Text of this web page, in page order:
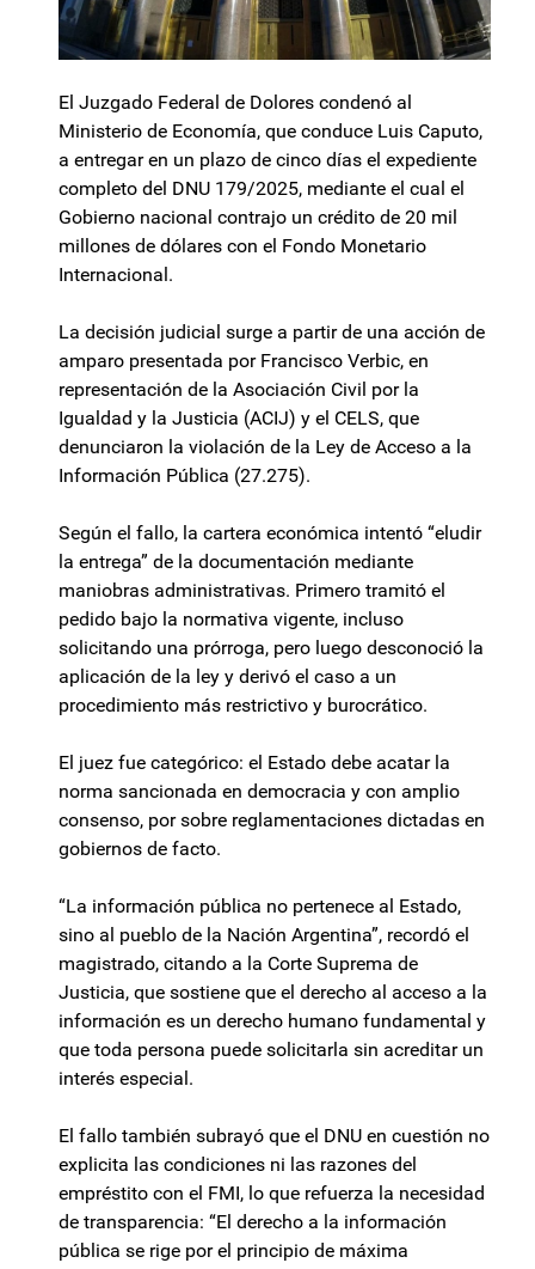
El Juzgado Federal de Dolores condenó al
Ministerio de Economía, que conduce Luis Caputo,
a entregar en un plazo de cinco días el expediente
completo del DNU 179/2025, mediante el cual el
Gobierno nacional contrajo un crédito de 20 mil
millones de dólares con el Fondo Monetario
Internacional.
La decisión judicial surge a partir de una acción de
amparo presentada por Francisco Verbic, en
representación de la Asociación Civil por la
Igualdad y la Justicia (ACIJ) y el CELS, que
denunciaron la violación de la Ley de Acceso a la
Información Pública (27.275).
Según el fallo, la cartera económica intentó “eludir
la entrega” de la documentación mediante
maniobras administrativas. Primero tramitó el
pedido bajo la normativa vigente, incluso
solicitando una prórroga, pero luego desconoció la
aplicación de la ley y derivó el caso a un
procedimiento más restrictivo y burocrático.
El juez fue categórico: el Estado debe acatar la
norma sancionada en democracia y con amplio
consenso, por sobre reglamentaciones dictadas en
gobiernos de facto.
“La información pública no pertenece al Estado,
sino al pueblo de la Nación Argentina”, recordó el
magistrado, citando a la Corte Suprema de
Justicia, que sostiene que el derecho al acceso a la
información es un derecho humano fundamental y
que toda persona puede solicitarla sin acreditar un
interés especial.
El fallo también subrayó que el DNU en cuestión no
explicita las condiciones ni las razones del
empréstito con el FMI, lo que refuerza la necesidad
de transparencia: “El derecho a la información
pública se rige por el principio de máxima